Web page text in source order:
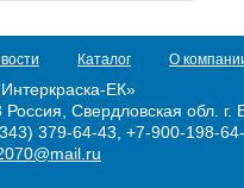
Каталог О
ЕК»
Свердловская обл. г.
379-64-43, +7-900-198-